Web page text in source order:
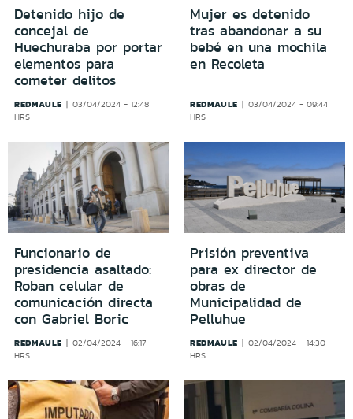
Detenido hijo de
concejal de
Huechuraba por portar
elementos para
cometer delitos
REDMAULE
03/04/2024 - 12:48
HRS
Mujer es detenido
tras abandonar a su
bebé en una mochila
en Recoleta
REDMAULE
03/04/2024 - 09:44
HRS
Funcionario de
presidencia asaltado:
Roban celular de
comunicación directa
con Gabriel Boric
REDMAULE
02/04/2024 - 16:17
HRS
Prisión preventiva
para ex director de
obras de
Municipalidad de
Pelluhue
REDMAULE
02/04/2024 - 14:30
HRS